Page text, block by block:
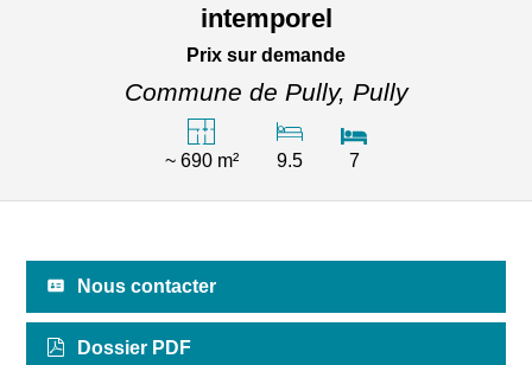
intemporel
Prix sur demande
Commune de Pully, Pully
~ 690 m² 9.5 7
Nous contacter
Dossier PDF